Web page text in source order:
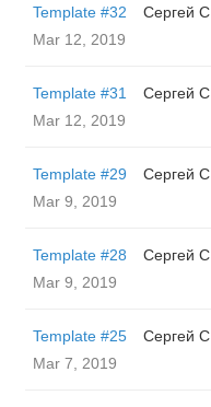
Template #32
Сергей С
Mar 12, 2019
Template #31
Сергей С
Mar 12, 2019
Template #29
Сергей С
Mar 9, 2019
Template #28
Сергей С
Mar 9, 2019
Template #25
Сергей С
Mar 7, 2019